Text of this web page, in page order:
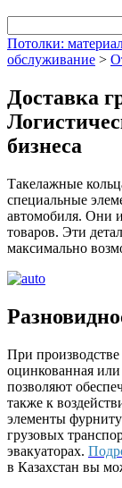
Потолки:
обслуживание >
Доставка
бизнеса
Такелажные
специальные
автомобиля. Они
товаров. Эти
максимально
При производстве
оцинкованная
позволяют
также к
элементы
грузовых
эвакуаторах.
в Казахстан вы